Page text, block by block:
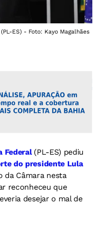
ES) - Foto: Kayo Magalhães
Federal (PL-ES) pediu
do presidente Lula
da Câmara nesta
reconheceu que
desejar o mal de